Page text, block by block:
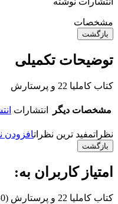
مشخصات
بازگشت
توضیحات تکمیلی
کتاب کاملیا 22 و پرستارش
مشخصات دیگر انتشارات
نظراتمفید ترین نظراتافزودن
بازگشت
امتیاز کاربران به:
کتاب کاملیا 22 و پرستارش
(0نفر)